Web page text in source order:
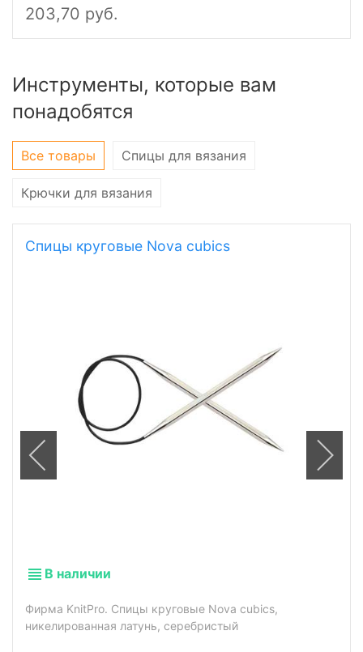
203,70 руб.
Инструменты, которые вам
понадобятся
Все товары Спицы для вязания
Крючки для вязания
Спицы круговые Nova cubics
В наличии
Фирма KnitPro. Спицы круговые Nova cubics,
никелированная латунь, серебристый